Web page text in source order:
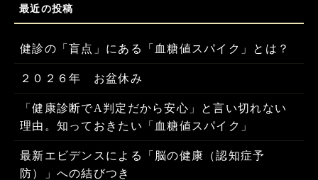
健診の「盲点」にある「血糖値スパイク」とは？
２０２６年 お盆休み
「健康診断でA判定だから安心」と言い切れない
理由。知っておきたい「血糖値スパイク」
最新エビデンスによる「脳の健康（認知症予
防）」への結びつき